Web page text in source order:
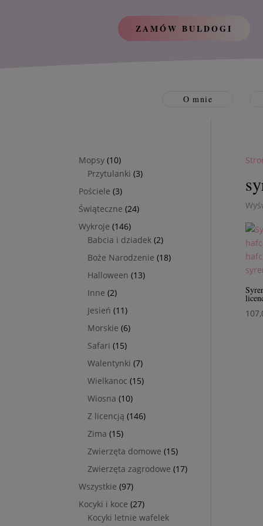
ZAMÓW BULDOGI
O mnie
Mopsy 1010
produktów
Przytulanki 33
Pościele 33
produkty
Świąteczne 2424
Wykroje 146146
produktów
Babcia i dziadek 22
produkty
Boże Narodzenie 1818
Halloween 1313
Inne 22
produkty
Jesień 1111
produktów
Morskie 66
Safari 1515
produktów
Walentynki 77
produktów
Wielkanoc 1515
Wiosna 1010
produktów
Z licencją 146146
Zima 1515
produktów
Zwierzęta domowe 1515
produktów
Zwierzęta zagrodowe 1717
Wszystkie 9797
produktów
Kocyki i koce 2727
produktów
Kocyki letnie wafelek